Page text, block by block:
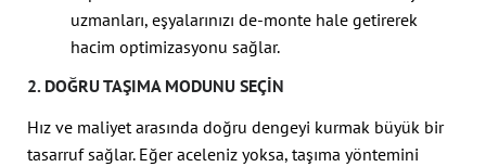
uzmanları, eşyalarınızı de-monte hale getirerek
hacim optimizasyonu sağlar.
2. DOĞRU TAŞIMA MODUNU SEÇIN
Hız ve maliyet arasında doğru dengeyi kurmak büyük bir
tasarruf sağlar. Eğer aceleniz yoksa, taşıma yöntemini